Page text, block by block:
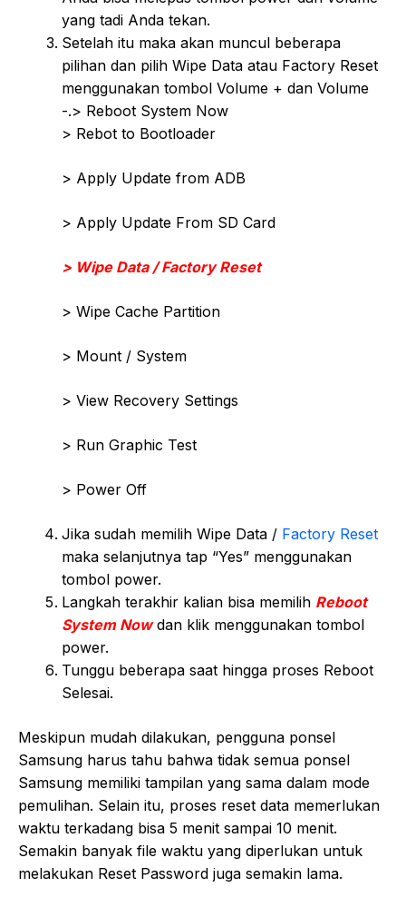
yang tadi Anda tekan.
Setelah itu maka akan muncul beberapa
pilihan dan pilih Wipe Data atau Factory Reset
menggunakan tombol Volume + dan Volume
-.> Reboot System Now
> Rebot to Bootloader
> Apply Update from ADB
> Apply Update From SD Card
> Wipe Data / Factory Reset
> Wipe Cache Partition
> Mount / System
> View Recovery Settings
> Run Graphic Test
> Power Off
Jika sudah memilih Wipe Data / Factory Reset
maka selanjutnya tap “Yes” menggunakan
tombol power.
Langkah terakhir kalian bisa memilih Reboot
System Nowdan klik menggunakan tombol
power.
Tunggu beberapa saat hingga proses Reboot
Selesai.
Meskipun mudah dilakukan, pengguna ponsel
Samsung harus tahu bahwa tidak semua ponsel
Samsung memiliki tampilan yang sama dalam mode
pemulihan. Selain itu, proses reset data memerlukan
waktu terkadang bisa 5 menit sampai 10 menit.
Semakin banyak file waktu yang diperlukan untuk
melakukan Reset Password juga semakin lama.